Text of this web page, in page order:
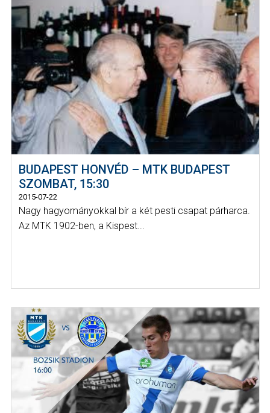
BUDAPEST HONVÉD – MTK BUDAPEST
SZOMBAT, 15:30
2015-07-22
Nagy hagyományokkal bír a két pesti csapat párharca.
Az MTK 1902-ben, a Kispest...